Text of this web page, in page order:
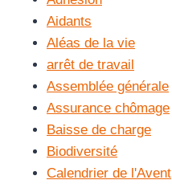
Aidants
Aléas de la vie
arrêt de travail
Assemblée générale
Assurance chômage
Baisse de charge
Biodiversité
Calendrier de l'Avent